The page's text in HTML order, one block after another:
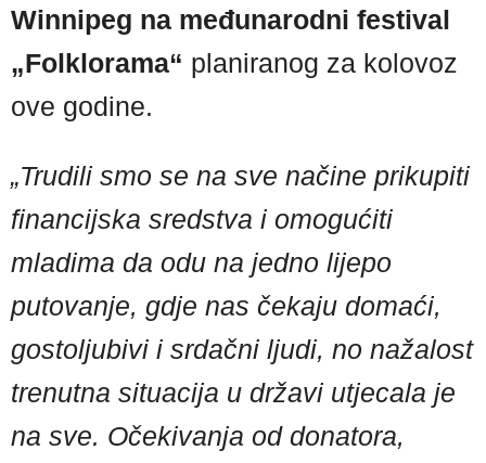
Winnipeg na međunarodni festival
„Folklorama“ planiranog za kolovoz
ove godine.
„Trudili smo se na sve načine prikupiti
financijska sredstva i omogućiti
mladima da odu na jedno lijepo
putovanje, gdje nas čekaju domaći,
gostoljubivi i srdačni ljudi, no nažalost
trenutna situacija u državi utjecala je
na sve. Očekivanja od donatora,